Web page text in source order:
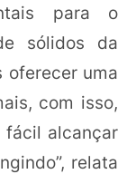
para o
sólidos da
oferecer uma
com isso,
fácil alcançar
relata